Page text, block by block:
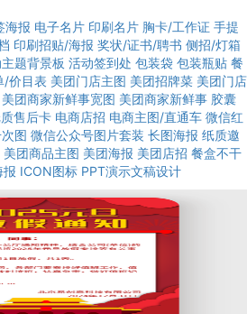
海报 电子名片 印刷名片 胸卡/工作证 手提
印刷招贴/海报 奖状/证书/聘书 侧招/灯箱
题背景板 活动签到处 包装袋 包装瓶贴 餐
/价目表 美团门店主图 美团招牌菜 美团门店
美团商家新鲜事宽图 美团商家新鲜事 胶囊
售后卡 电商店招 电商主图/直通车 微信红
图 微信公众号图片套装 长图海报 纸质邀
美团商品主图 美团海报 美团店招 餐盒不干
报 ICON图标 PPT演示文稿设计